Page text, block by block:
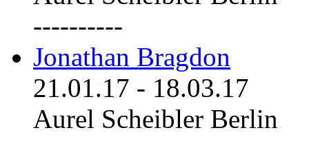
----------
Jonathan Bragdon
21.01.17 - 18.03.17
Aurel Scheibler Berlin